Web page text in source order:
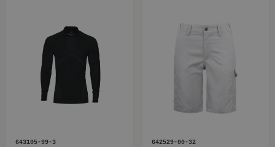
643105-99-3 642529-00-32